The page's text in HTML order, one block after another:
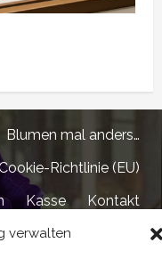
verwalten
Blumen mal anders…
Richtlinie (EU)
Kasse Kontakt
Shop